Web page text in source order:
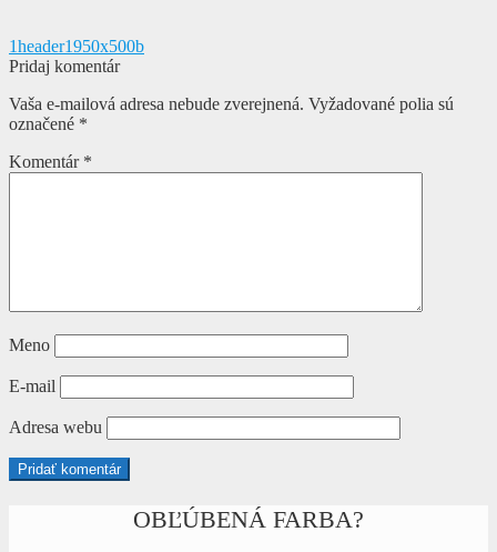
Navigácia
v
článku
Predchádzajúci
článok:
1header1950x500b
Pridaj komentár
Vaša e-mailová adresa nebude zverejnená. Vyžadované polia sú
označené *
Komentár *
Meno
E-mail
Adresa webu
OBĽÚBENÁ FARBA?